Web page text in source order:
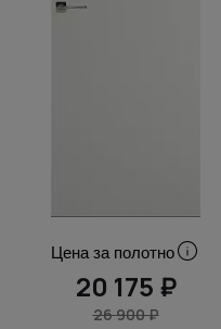
Цена за полотно
20 175 ₽
26 900 ₽